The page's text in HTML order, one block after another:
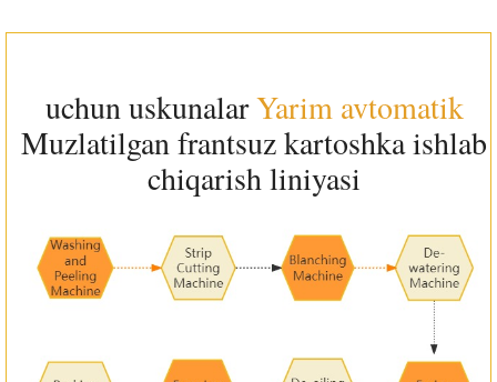
uchun uskunalarYarim avtomatik
Muzlatilgan frantsuz kartoshka ishlab
chiqarish liniyasi